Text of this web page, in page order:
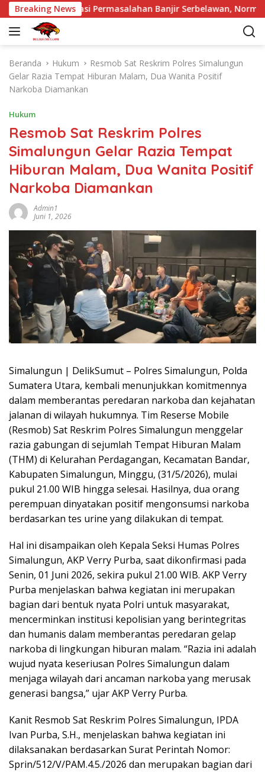
a
Breaking News
Atasi Permasalahan Banjir Serbelawan, Normalisasi
Beranda Hukum
Resmob Sat Reskrim Polres Simalungun
Gelar Razia Tempat Hiburan Malam, Dua Wanita Positif
Narkoba Diamankan
Hukum
Resmob Sat Reskrim Polres
Simalungun Gelar Razia Tempat
Hiburan Malam, Dua Wanita Positif
Narkoba Diamankan
Admin1
Juni 1, 2026
Simalungun | DelikSumut – Polres Simalungun, Polda
Sumatera Utara, kembali menunjukkan komitmennya
dalam memberantas peredaran narkoba dan kejahatan
jalanan di wilayah hukumnya. Tim Reserse Mobile
(Resmob) Sat Reskrim Polres Simalungun menggelar
razia gabungan di sejumlah Tempat Hiburan Malam
(THM) di Kelurahan Perdagangan, Kecamatan Bandar,
Kabupaten Simalungun, Minggu, (31/5/2026), mulai
pukul 21.00 WIB hingga selesai. Hasilnya, dua orang
perempuan dinyatakan positif mengonsumsi narkoba
berdasarkan tes urine yang dilakukan di tempat.
Hal ini disampaikan oleh Kepala Seksi Humas Polres
Simalungun, AKP Verry Purba, saat dikonfirmasi pada
Senin, 01 Juni 2026, sekira pukul 21.00 WIB. AKP Verry
Purba menjelaskan bahwa kegiatan ini merupakan
bagian dari bentuk nyata Polri untuk masyarakat,
mencerminkan institusi kepolisian yang berintegritas
dan humanis dalam memberantas peredaran gelap
narkoba di lingkungan hiburan malam. “Razia ini adalah
wujud nyata keseriusan Polres Simalungun dalam
menjaga wilayah dari ancaman narkoba yang merusak
generasi bangsa,” ujar AKP Verry Purba.
Kanit Resmob Sat Reskrim Polres Simalungun, IPDA
Ivan Purba, S.H., menjelaskan bahwa kegiatan ini
dilaksanakan berdasarkan Surat Perintah Nomor:
Sprin/512/V/PAM.4.5./2026 dan merupakan bagian dari